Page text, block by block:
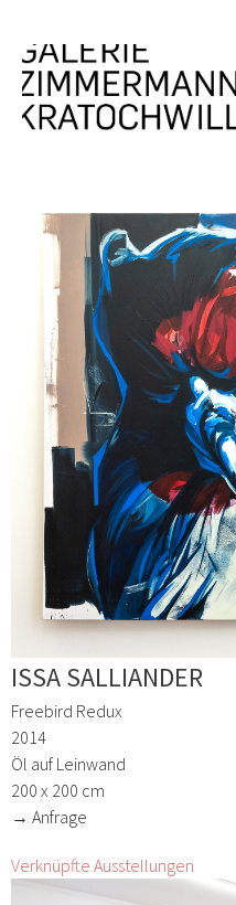
ISSA SALLIANDER
Freebird Redux
2014
Öl auf Leinwand
200 x 200 cm
→ Anfrage
Verknüpfte Ausstellungen